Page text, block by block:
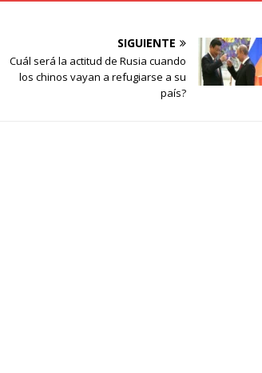
SIGUIENTE
Cuál será la actitud de Rusia cuando
los chinos vayan a refugiarse a su
país?